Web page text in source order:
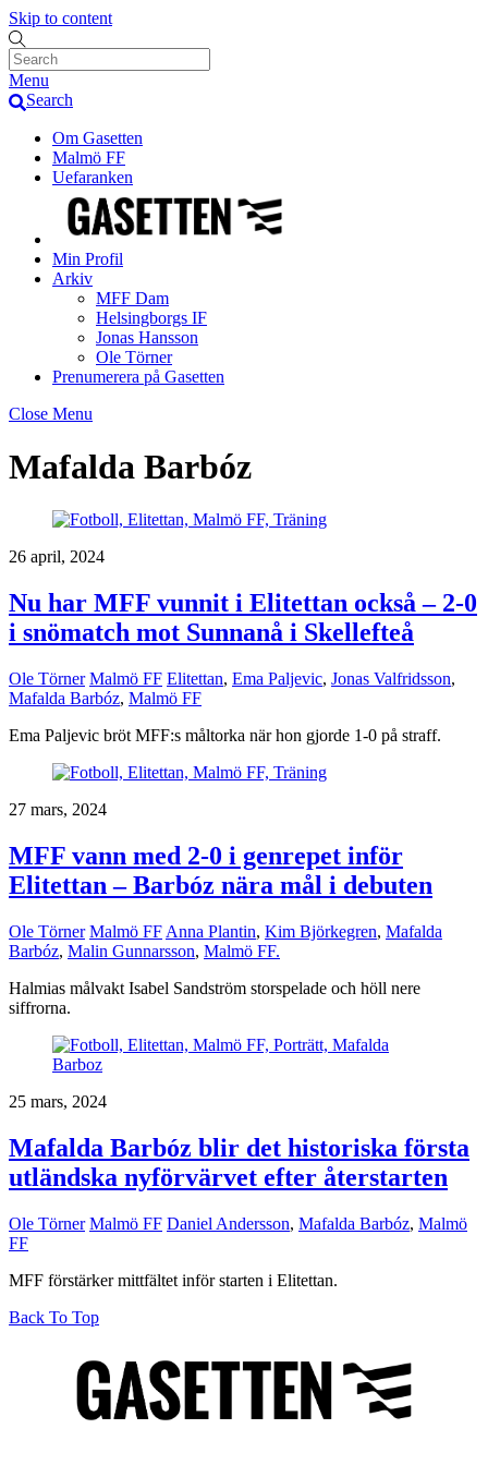
Skip to content
Menu
Search
Om Gasetten
Malmö FF
Uefaranken
Min Profil
Arkiv
MFF Dam
Helsingborgs IF
Jonas Hansson
Ole Törner
Prenumerera på Gasetten
Close Menu
Mafalda Barbóz
26 april, 2024
Nu har MFF vunnit i Elitettan också – 2-0
i snömatch mot Sunnanå i Skellefteå
Ole Törner Malmö FF Elitettan, Ema Paljevic, Jonas Valfridsson,
Mafalda Barbóz, Malmö FF
Ema Paljevic bröt MFF:s måltorka när hon gjorde 1-0 på straff.
27 mars, 2024
MFF vann med 2-0 i genrepet inför
Elitettan – Barbóz nära mål i debuten
Ole Törner Malmö FF Anna Plantin, Kim Björkegren, Mafalda
Barbóz, Malin Gunnarsson, Malmö FF.
Halmias målvakt Isabel Sandström storspelade och höll nere
siffrorna.
25 mars, 2024
Mafalda Barbóz blir det historiska första
utländska nyförvärvet efter återstarten
Ole Törner Malmö FF Daniel Andersson, Mafalda Barbóz, Malmö
FF
MFF förstärker mittfältet inför starten i Elitettan.
Back To Top